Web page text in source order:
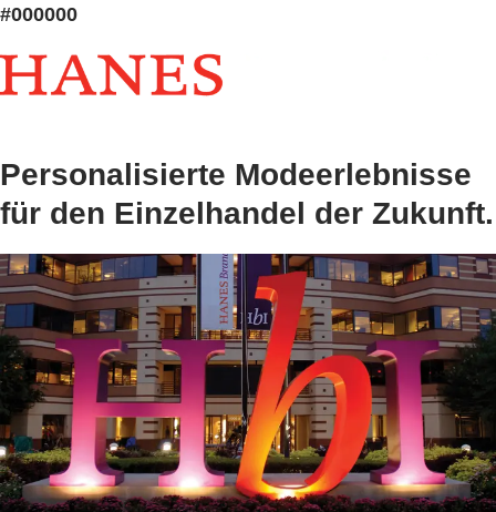
#000000
Personalisierte Modeerlebnisse
für den Einzelhandel der Zukunft.